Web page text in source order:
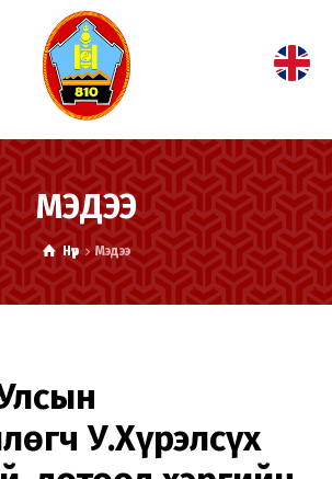
МЭДЭЭ
Нүүр Мэдээ
У.Хүрэлсүх